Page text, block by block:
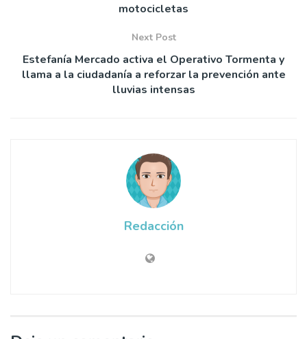
motocicletas
Next Post
Estefanía Mercado activa el Operativo Tormenta y
llama a la ciudadanía a reforzar la prevención ante
lluvias intensas
Redacción